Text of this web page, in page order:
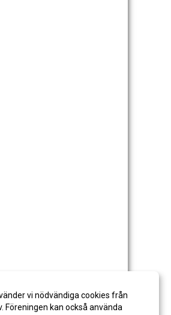
vi nödvändiga cookies från
Föreningen kan också använda